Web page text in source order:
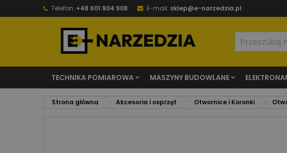
Telefon: +48 601 904 908 E-mail: sklep@e-narzedzia.pl
TECHNIKA POMIAROWA MASZYNY BUDOWLANE
Strona główna Akcesoria i osprzęt Otwornice i Koronki